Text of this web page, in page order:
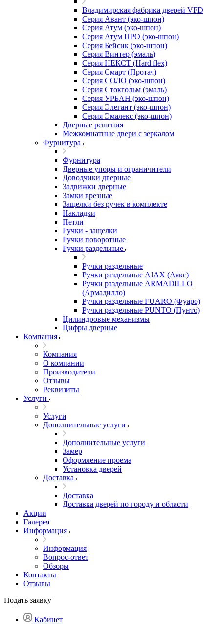
Владимирская фабрика дверей VFD
Серия Авант (эко-шпон)
Серия Атум (эко-шпон)
Серия Атум ПРО (эко-шпон)
Серия Бейсик (эко-шпон)
Серия Винтер (эмаль)
Серия НЕКСТ (Hard flex)
Серия Смарт (Протач)
Серия СОЛО (эко-шпон)
Серия Стокгольм (эмаль)
Серия УРБАН (эко-шпон)
Серия Элегант (эко-шпон)
Серия Эмалекс (эко-шпон)
Дверные решения
Межкомнатные двери c зеркалом
Фурнитура
Фурнитура
Дверные упоры и ограничители
Доводчики дверные
Задвижки дверные
Замки врезные
Защелки без ручек в комплекте
Накладки
Петли
Ручки - защелки
Ручки поворотные
Ручки раздельные
Ручки раздельные
Ручки раздельные AJAX (Аякс)
Ручки раздельные ARMADILLO
(Армадилло)
Ручки раздельные FUARO (Фуаро)
Ручки раздельные PUNTO (Пунто)
Цилиндровые механизмы
Цифры дверные
Компания
Компания
О компании
Производители
Отзывы
Реквизиты
Услуги
Услуги
Дополнительные услуги
Дополнительные услуги
Замер
Оформление проема
Установка дверей
Доставка
Доставка
Доставка дверей по городу и области
Акции
Галерея
Информация
Информация
Вопрос-ответ
Обзоры
Контакты
Отзывы
Подать заявку
Кабинет